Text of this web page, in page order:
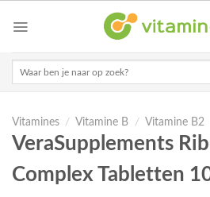
Vitamines / Vitamine B / Vitamine B2
VeraSupplements
Complex Tabletten